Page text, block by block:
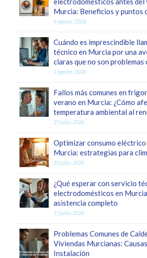
Murcia: Beneficios y puntos
6 agosto, 2026
Cuándo es imprescindible
técnico en Murcia por una
claras que no son problemas
1 agosto, 2026
Fallos más comunes en
verano en Murcia: ¿Cómo
temperatura ambiental al
27 julio, 2026
Optimizar consumo
Murcia: estrategias para
22 julio, 2026
¿Qué esperar con servicio
electrodomésticos en
asistencia completo
17 julio, 2026
Problemas Comunes de
Viviendas Murcianas:
Instalación